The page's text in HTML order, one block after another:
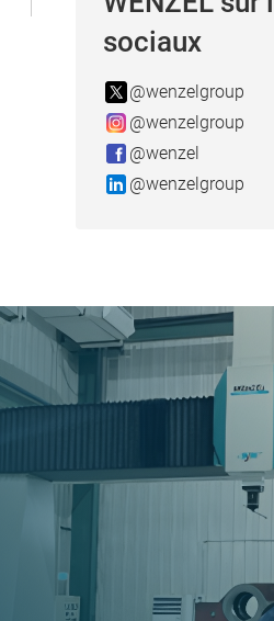
sociaux
@wenzelgroup
@wenzelgroup
@wenzel
@wenzelgroup